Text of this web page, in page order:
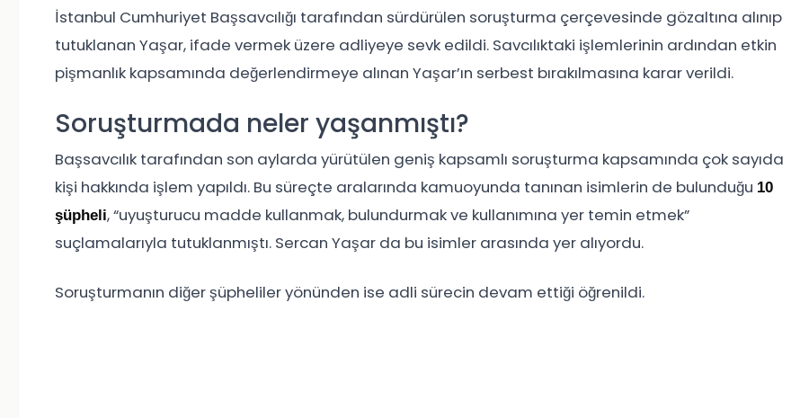
İstanbul Cumhuriyet Başsavcılığı tarafından sürdürülen soruşturma çerçevesinde gözaltına alınıp
tutuklanan Yaşar, ifade vermek üzere adliyeye sevk edildi. Savcılıktaki işlemlerinin ardından etkin
pişmanlık kapsamında değerlendirmeye alınan Yaşar’ın serbest bırakılmasına karar verildi.
Soruşturmada neler yaşanmıştı?
Başsavcılık tarafından son aylarda yürütülen geniş kapsamlı soruşturma kapsamında çok sayıda
kişi hakkında işlem yapıldı. Bu süreçte aralarında kamuoyunda tanınan isimlerin de bulunduğu 10
şüpheli, “uyuşturucu madde kullanmak, bulundurmak ve kullanımına yer temin etmek”
suçlamalarıyla tutuklanmıştı. Sercan Yaşar da bu isimler arasında yer alıyordu.
Soruşturmanın diğer şüpheliler yönünden ise adli sürecin devam ettiği öğrenildi.